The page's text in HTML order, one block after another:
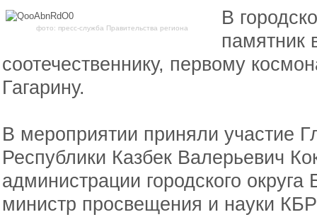
фото: пресс-служба Правительства региона
В
соотечественнику, первому
Гагарину.
В мероприятии приняли участие
Республики Казбек Валерьевич
администрации городского
министр просвещения и науки